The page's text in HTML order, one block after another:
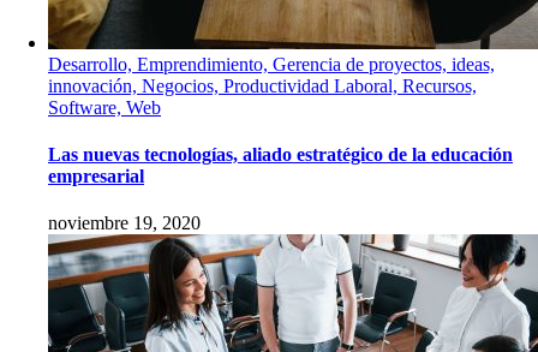
Desarrollo, Emprendimiento, Gerencia de proyectos, ideas,
innovación, Negocios, Productividad Laboral, Recursos,
Software, Web
Las nuevas tecnologías, aliado estratégico de la educación
empresarial
noviembre 19, 2020